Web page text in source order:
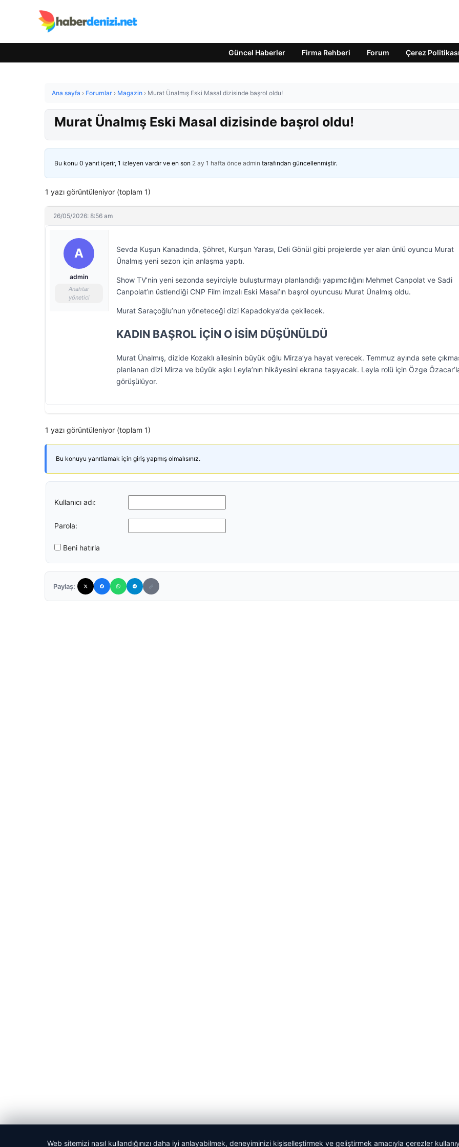
Güncel Haberler Firma Rehberi Forum Çerez Politikası
Ana sayfa › Forumlar › Magazin › Murat Ünalmış Eski Masal dizisinde başrol oldu!
Murat Ünalmış Eski Masal dizisinde başrol oldu!
Bu konu 0 yanıt içerir, 1 izleyen vardır ve en son 2 ay 1 hafta önce admin tarafından güncellenmiştir.
1 yazı görüntüleniyor (toplam 1)
26/05/2026: 8:56 am
A
admin
Anahtar
yönetici
Sevda Kuşun Kanadında, Şöhret, Kurşun Yarası, Deli Gönül gibi projelerde yer alan ünlü oyuncu Murat
Ünalmış yeni sezon için anlaşma yaptı.
Show TV’nin yeni sezonda seyirciyle buluşturmayı planlandığı yapımcılığını Mehmet Canpolat ve Sadi
Canpolat’ın üstlendiği CNP Film imzalı Eski Masal’ın başrol oyuncusu Murat Ünalmış oldu.
Murat Saraçoğlu’nun yöneteceği dizi Kapadokya’da çekilecek.
KADIN BAŞROL İÇİN O İSİM DÜŞÜNÜLDÜ
Murat Ünalmış, dizide Kozaklı ailesinin büyük oğlu Mirza’ya hayat verecek. Temmuz ayında sete
planlanan dizi Mirza ve büyük aşkı Leyla’nın hikâyesini ekrana taşıyacak. Leyla rolü için Özge
görüşülüyor.
1 yazı görüntüleniyor (toplam 1)
Bu konuyu yanıtlamak için giriş yapmış olmalısınız.
Kullanıcı adı:
Parola:
Beni hatırla
Paylaş:
Web sitemizi nasıl kullandığınızı daha iyi anlayabilmek, deneyiminizi kişiselleştirmek ve geliştirmek amacıyla çerezler